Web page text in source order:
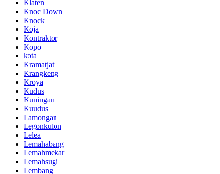
Klaten
Knoc Down
Knock
Koja
Kontraktor
Kopo
kota
Kramatjati
Krangkeng
Kroya
Kudus
Kuningan
Kuudus
Lamongan
Legonkulon
Lelea
Lemahabang
Lemahmekar
Lemahsugi
Lembang